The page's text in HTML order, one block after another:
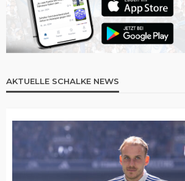
AKTUELLE SCHALKE NEWS